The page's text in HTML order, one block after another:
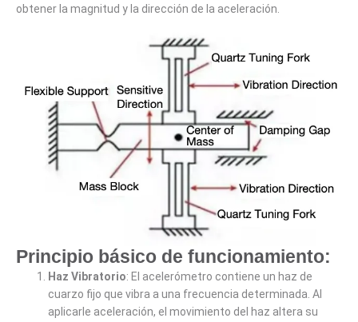
obtener la magnitud y la dirección de la aceleración.
Principio básico de funcionamiento:
Haz Vibratorio: El acelerómetro contiene un haz de
cuarzo fijo que vibra a una frecuencia determinada. Al
aplicarle aceleración, el movimiento del haz altera su